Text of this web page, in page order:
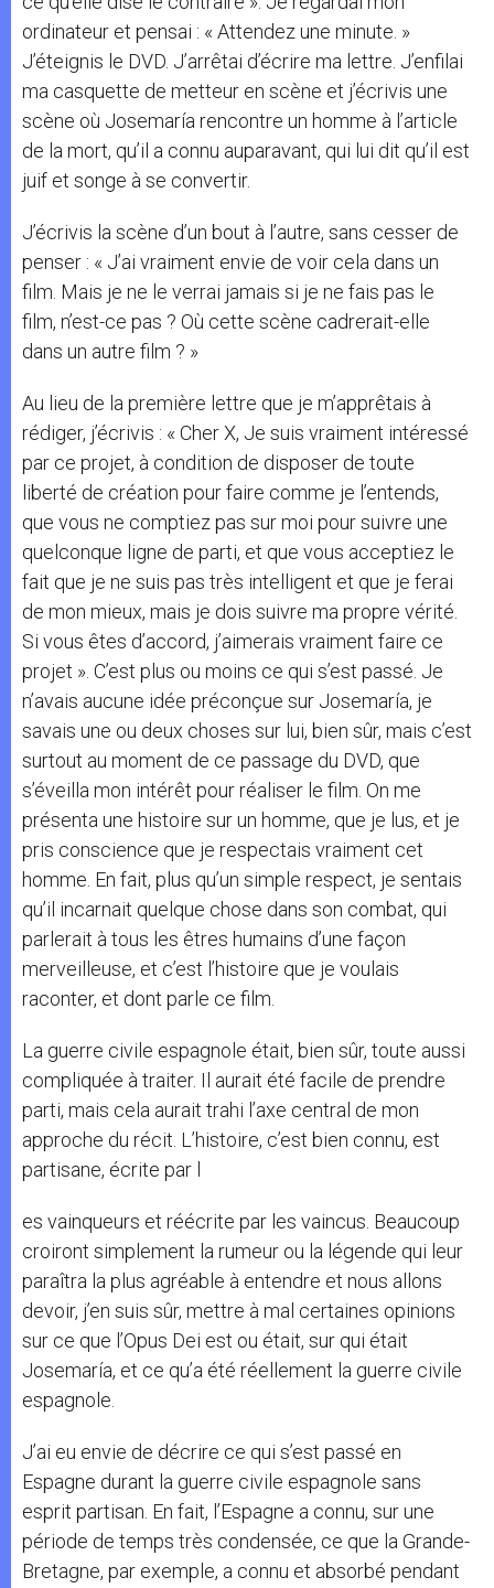
ordinateur et pensai : « Attendez une minute. »
J’éteignis le DVD. J’arrêtai d’écrire ma lettre. J’enfilai
ma casquette de metteur en scène et j’écrivis une
scène où Josemaría rencontre un homme à l’article
de la mort, qu’il a connu auparavant, qui lui dit qu’il est
juif et songe à se convertir.
J’écrivis la scène d’un bout à l’autre, sans cesser de
penser : « J’ai vraiment envie de voir cela dans un
film. Mais je ne le verrai jamais si je ne fais pas le
film, n’est-ce pas ? Où cette scène cadrerait-elle
dans un autre film ? »
Au lieu de la première lettre que je m’apprêtais à
rédiger, j’écrivis : « Cher X, Je suis vraiment intéressé
par ce projet, à condition de disposer de toute
liberté de création pour faire comme je l’entends,
que vous ne comptiez pas sur moi pour suivre une
quelconque ligne de parti, et que vous acceptiez le
fait que je ne suis pas très intelligent et que je ferai
de mon mieux, mais je dois suivre ma propre vérité.
Si vous êtes d’accord, j’aimerais vraiment faire ce
projet ». C’est plus ou moins ce qui s’est passé. Je
n’avais aucune idée préconçue sur Josemaría, je
savais une ou deux choses sur lui, bien sûr, mais c’est
surtout au moment de ce passage du DVD, que
s’éveilla mon intérêt pour réaliser le film. On me
présenta une histoire sur un homme, que je lus, et je
pris conscience que je respectais vraiment cet
homme. En fait, plus qu’un simple respect, je sentais
qu’il incarnait quelque chose dans son combat, qui
parlerait à tous les êtres humains d’une façon
merveilleuse, et c’est l’histoire que je voulais
raconter, et dont parle ce film.
La guerre civile espagnole était, bien sûr, toute aussi
compliquée à traiter. Il aurait été facile de prendre
parti, mais cela aurait trahi l’axe central de mon
approche du récit. L’histoire, c’est bien connu, est
partisane, écrite par l
es vainqueurs et réécrite par les vaincus. Beaucoup
croiront simplement la rumeur ou la légende qui leur
paraîtra la plus agréable à entendre et nous allons
devoir, j’en suis sûr, mettre à mal certaines opinions
sur ce que l’Opus Dei est ou était, sur qui était
Josemaría, et ce qu’a été réellement la guerre civile
espagnole.
J’ai eu envie de décrire ce qui s’est passé en
Espagne durant la guerre civile espagnole sans
esprit partisan. En fait, l’Espagne a connu, sur une
période de temps très condensée, ce que la Grande-
Bretagne, par exemple, a connu et absorbé pendant